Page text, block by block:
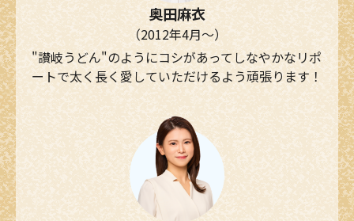
奥田麻衣
（2012年4月～）
"讃岐うどん"のようにコシがあってしなやかなリポ
ートで太く長く愛していただけるよう頑張ります！